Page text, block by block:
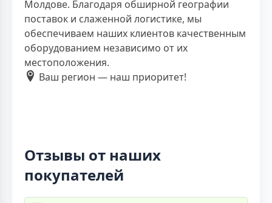
Молдове. Благодаря обширной географии
поставок и слаженной логистике, мы
обеспечиваем наших клиентов качественным
оборудованием независимо от их
местоположения.
Ваш регион — наш приоритет!
Отзывы от наших
покупателей